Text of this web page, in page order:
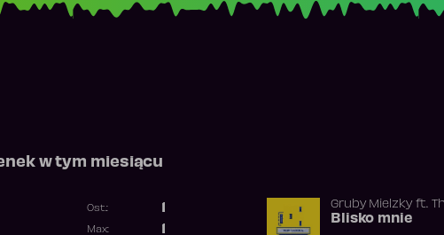
w tym miesiącu
Ost.:
Max:
Gruby Mielzkyft.
Blisko mnie